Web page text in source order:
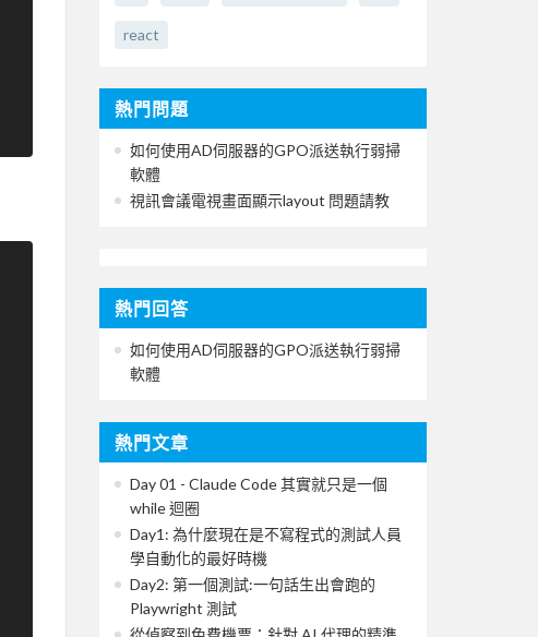
react
熱門問題
如何使用AD伺服器的GPO派送執行弱掃
軟體
視訊會議電視畫面顯示layout 問題請教
熱門回答
如何使用AD伺服器的GPO派送執行弱掃
軟體
熱門文章
Day 01 - Claude Code 其實就只是一個
while 迴圈
Day1: 為什麼現在是不寫程式的測試人員
學自動化的最好時機
Day2: 第一個測試:一句話生出會跑的
Playwright 測試